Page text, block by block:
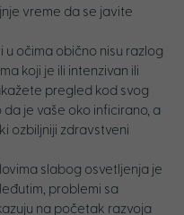
vreme da se javite
u očima obično nisu razlog
koji je ili intenzivan ili
pregled kod svog
je vaše oko inficirano, a
ozbiljniji zdravstveni
slabog osvetljenja je
problemi sa
na početak razvoja